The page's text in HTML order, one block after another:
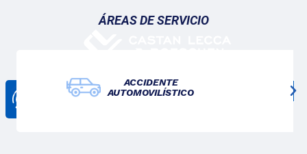
CONTÁCTANOS
ÁREAS DE SERVICIO
ACCIDENTE
AUTOMOVILÍSTICO